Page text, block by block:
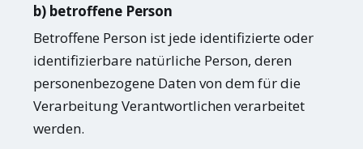
b) betroffene Person
Betroffene Person ist jede identifizierte oder
identifizierbare natürliche Person, deren
personenbezogene Daten von dem für die
Verarbeitung Verantwortlichen verarbeitet
werden.